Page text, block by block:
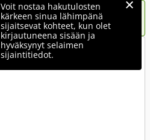
Voit nostaa hakutulosten
kärkeen sinua lähimpänä
sijaitsevat kohteet, kun olet
kirjautuneena sisään ja
hyväksynyt selaimen
sijaintitiedot.